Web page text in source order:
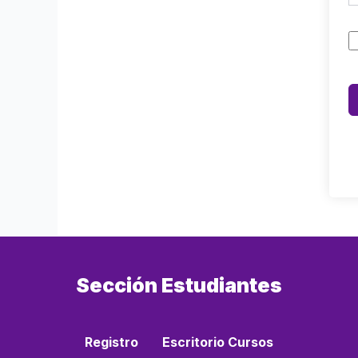
Sección Estudiantes
Registro Escritorio Cursos